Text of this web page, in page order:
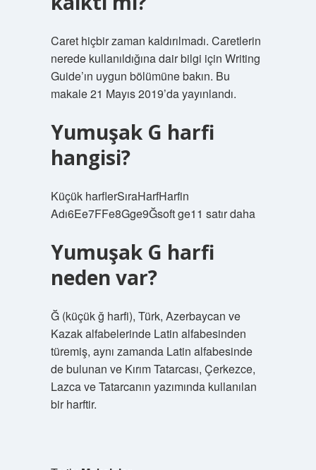
Caret hiçbir zaman kaldırılmadı. Caretlerin
nerede kullanıldığına dair bilgi için Writing
Guide’ın uygun bölümüne bakın. Bu
makale 21 Mayıs 2019’da yayınlandı.
Yumuşak G harfi
hangisi?
Küçük harflerSıraHarfHarfin
Adı6Ee7FFe8Gge9Ğsoft ge11 satır daha
Yumuşak G harfi
neden var?
Ğ (küçük ğ harfi), Türk, Azerbaycan ve
Kazak alfabelerinde Latin alfabesinden
türemiş, aynı zamanda Latin alfabesinde
de bulunan ve Kırım Tatarcası, Çerkezce,
Lazca ve Tatarcanın yazımında kullanılan
bir harftir.